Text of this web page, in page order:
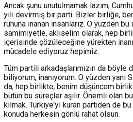
Ancak şunu unutulmamak lazım,
yılı devirmiş bir parti. Bizler birliğe,
ruhuna inanan insanlarız. O yüzden
samimiyetle, aklıselim olarak, hep
içerisinde çözüleceğine yürekten
mücadele ediyoruz hepimiz.
Tüm partili arkadaşlarımızın da böyle
biliyorum, inanıyorum. O yüzden yani
da, hep birlikte, benim düşüncem
bütün bu süreçler aşılır. Önemli olan
kılmak. Türkiye'yi kuran partiden de
konuda herkesin gönlü rahat olsun.